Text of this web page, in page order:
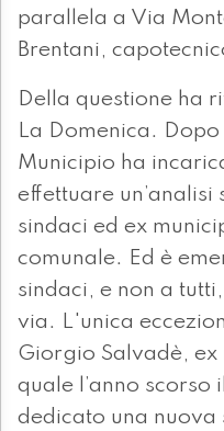
parallela a Via
Brentani,
Della questione ha
La Domenica.
Municipio ha
effettuare un’analisi
sindaci ed ex
comunale. Ed è
sindaci, e non a
via. L'unica
Giorgio Salvadè,
quale l’anno scorso
dedicato una